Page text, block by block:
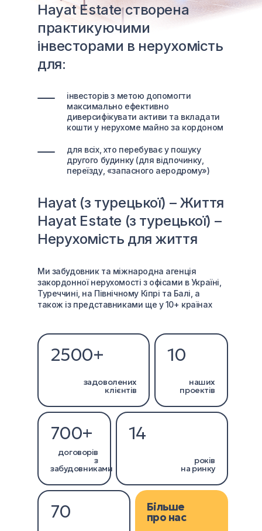
Hayat Estate створена
практикуючими
інвесторами в нерухомість
для:
інвесторів з метою допомогти
максимально ефективно
диверсифікувати активи та вкладати
кошти у нерухоме майно за кордоном
для всіх, хто перебуває у пошуку
другого будинку (для відпочинку,
переїзду, «запасного аеродрому»)
Hayat (з турецької) – Життя
Hayat Estate (з турецької) –
Нерухомість для життя
Ми забудовник та міжнародна агенція
закордонної нерухомості з офісами в Україні,
Туреччині, на Північному Кіпрі та Балі, а
також із представниками ще у 10+ країнах
2500+
задоволених
клієнтів
10
наших
проектів
700+
договорів
з
забудовниками
14
років
на ринку
70 Більше
про нас